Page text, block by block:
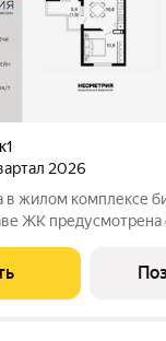
2026
в жилом комплексе
ЖК предусмотрена
что
объединяет